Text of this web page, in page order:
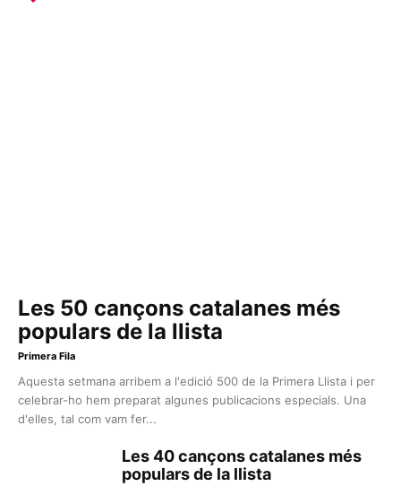
Les 50 cançons catalanes més
populars de la llista
Primera Fila
Aquesta setmana arribem a l'edició 500 de la Primera Llista i per
celebrar-ho hem preparat algunes publicacions especials. Una
d'elles, tal com vam fer...
Les 40 cançons catalanes més
populars de la llista